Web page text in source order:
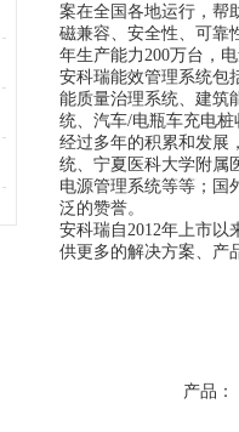
案在全国各地运行，帮
磁兼容、安全性、可靠
年生产能力200万台，
安科瑞能效管理系统包
能质量治理系统、建筑
统、汽车/电瓶车充电
经过多年的积累和发展
统、宁夏医科大学附属
电源管理系统等等；国
泛的赞誉。
安科瑞自2012年上市
供更多的解决方案、产
产品：